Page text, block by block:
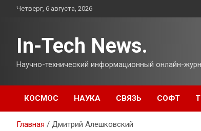
ПерейтиЧетверг, 6 августа, 2026
In-Tech News.
Научно-технический информационный онлайн-
КОСМОС НАУКА СВЯЗЬ СОФТ
Главная Дмитрий Алешковский